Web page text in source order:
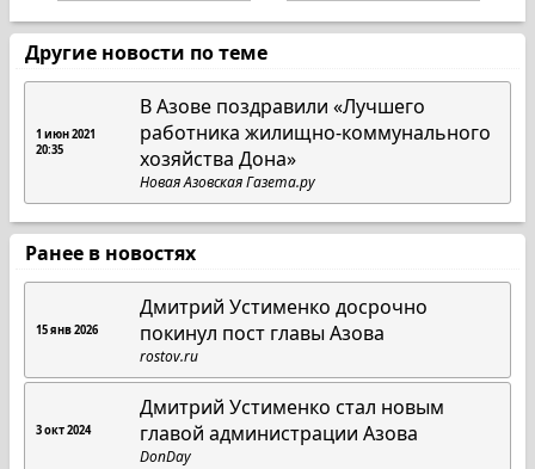
Другие новости по теме
1 июн 2021
20:35
В Азове поздравили «Лучшего
работника жилищно-коммунального
хозяйства Дона»
Новая Азовская Газета.ру
Ранее в новостях
15 янв 2026
Дмитрий Устименко досрочно
покинул пост главы Азова
rostov.ru
3 окт 2024
Дмитрий Устименко стал новым
главой администрации Азова
DonDay